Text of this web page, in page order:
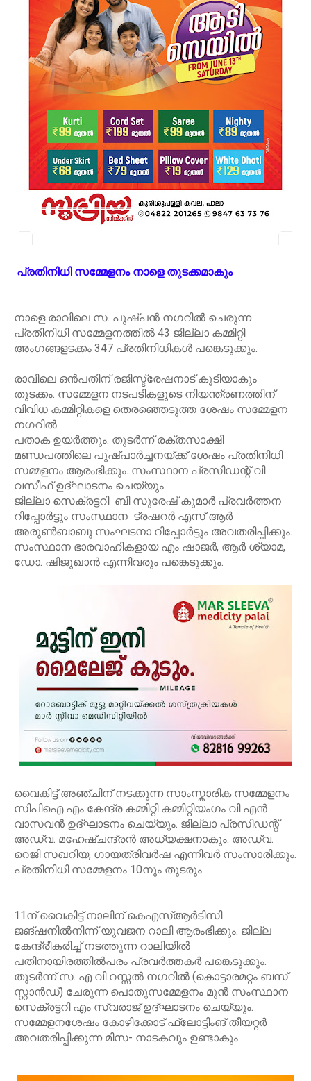
പ്രതിനിധി സമ്മേളനം നാളെ തുടക്കമാകും
നാളെ രാവിലെ സ. പുഷ്പൻ നഗറിൽ ചെരുന്ന
പ്രതിനിധി സമ്മേളനത്തിൽ 43 ജില്ലാ കമ്മിറ്റി
അംഗങ്ങളടക്കം 347 പ്രതിനിധികൾ പങ്കെടുക്കും.
രാവിലെ ഒൻപതിന് രജിസ്ട്രേഷനാട് കൂടിയാകും
തുടക്കം. സമ്മേളന നടപടികളുടെ നിയന്ത്രണത്തിന്
വിവിധ കമ്മിറ്റികളെ തെരഞ്ഞെടുത്ത ശേഷം സമ്മേളന
നഗറിൽ
പതാക ഉയർത്തും. തുടർന്ന് രക്തസാക്ഷി
മണ്ഡപത്തിലെ പുഷ്പാർച്ചനയ്ക്ക് ശേഷം പ്രതിനിധി
സമ്മളനം ആരംഭിക്കും. സംസ്ഥാന പ്രസിഡന്റ് വി
വസീഫ് ഉദ്ഘാടനം ചെയ്യും.
ജില്ലാ സെക്രട്ടറി ബി സുരേഷ് കുമാർ പ്രവർത്തന
റിപ്പോർട്ടും സംസ്ഥാന ട്രഷറർ എസ് ആർ
അരുൺബാബു സംഘടനാ റിപ്പോർട്ടും അവതരിപ്പിക്കും.
സംസ്ഥാന ഭാരവാഹികളായ എം ഷാജർ, ആർ ശ്യാമ,
ഡോ. ഷിജുഖാൻ എന്നിവരും പങ്കെടുക്കും.
വൈകിട്ട് അഞ്ചിന് നടക്കുന്ന സാംസ്കാരിക സമ്മേളനം
സിപിഐ എം കേന്ദ്ര കമ്മിറ്റി കമ്മിറ്റിയംഗം വി എൻ
വാസവൻ ഉദ്ഘാടനം ചെയ്യും. ജില്ലാ പ്രസിഡന്റ്
അഡ്വ. മഹേഷ്ചന്ദ്രൻ അധ്യക്ഷനാകും. അഡ്വ.
റെജി സഖറിയ, ഗായത്രിവർഷ എന്നിവർ സംസാരിക്കും.
പ്രതിനിധി സമ്മേളനം 10നും തുടരും.
11ന് വൈകിട്ട് നാലിന് കെഎസ്ആർടിസി
ജങ്ഷനിൽനിന്ന് യുവജന റാലി ആരംഭിക്കും. ജില്ല
കേന്ദ്രീകരിച്ച് നടത്തുന്ന റാലിയിൽ
പതിനായിരത്തിൽപരം പ്രവർത്തകർ പങ്കെടുക്കും.
തുടർന്ന് സ. എ വി റസ്സൽ നഗറിൽ (കൊട്ടാരമറ്റം ബസ്
സ്റ്റാൻഡ്) ചേരുന്ന പൊതുസമ്മേളനം മുൻ സംസ്ഥാന
സെക്രട്ടറി എം സ്വരാജ് ഉദ്ഘാടനം ചെയ്യും.
സമ്മേളനശേഷം കോഴിക്കോട് ഫ്ലോട്ടിംങ് തീയറ്റർ
അവതരിപ്പിക്കുന്ന മിസ- നാടകവും ഉണ്ടാകും.